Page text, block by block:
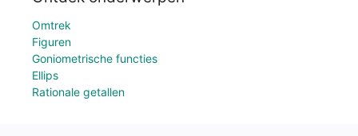
Omtrek
Figuren
Goniometrische functies
Ellips
Rationale getallen